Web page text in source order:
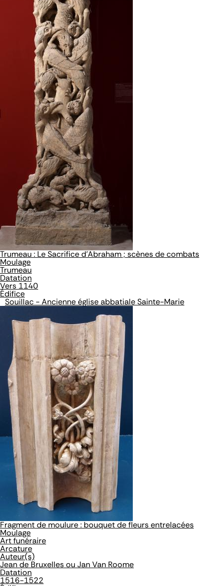
Trumeau : Le Sacrifice d'Abraham ; scènes de combats
Moulage
Trumeau
Datation
Vers 1140
Édifice
Souillac - Ancienne église abbatiale Sainte-Marie
Fragment de moulure : bouquet de fleurs entrelacées
Moulage
Art funéraire
Arcature
Auteur(s)
Jean de Bruxelles ou Jan Van Roome
Datation
1516-1522